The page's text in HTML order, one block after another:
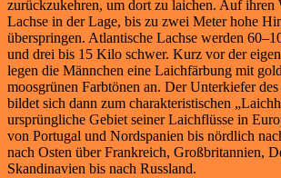
zurückzukehren, um dort zu laichen. Auf ihren
Lachse in der Lage, bis zu zwei Meter hohe
überspringen. Atlantische Lachse werden
und drei bis 15 Kilo schwer. Kurz vor der
legen die Männchen eine Laichfärbung mit
moosgrünen Farbtönen an. Der Unterkiefer
bildet sich dann zum charakteristischen
ursprüngliche Gebiet seiner Laichflüsse in
von Portugal und Nordspanien bis nördlich
nach Osten über Frankreich, Großbritannien,
Skandinavien bis nach Russland.